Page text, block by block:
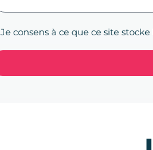
Je consens à ce que ce site